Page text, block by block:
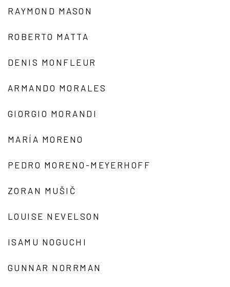
RAYMOND MASON
ROBERTO MATTA
DENIS MONFLEUR
ARMANDO MORALES
GIORGIO MORANDI
MARÍA MORENO
PEDRO MORENO-MEYERHOFF
ZORAN MUŠIČ
LOUISE NEVELSON
ISAMU NOGUCHI
GUNNAR NORRMAN